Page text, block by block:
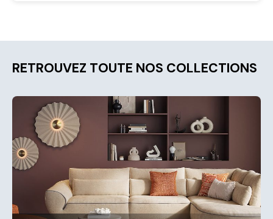
RETROUVEZ TOUTE NOS COLLECTIONS